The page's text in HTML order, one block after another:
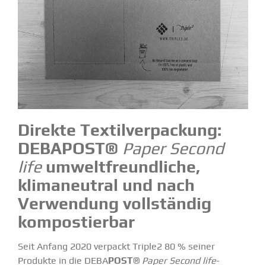
Direkte Textil­ver­pa­ckung:
DEBAPOST® Paper Second
life umwelt­freund­liche,
klima­neutral und nach
Verwendung vollständig
kompos­tierbar
Seit Anfang 2020 verpackt Triple2 80 % seiner
Produkte in die DEBAPOST® Paper Second life-